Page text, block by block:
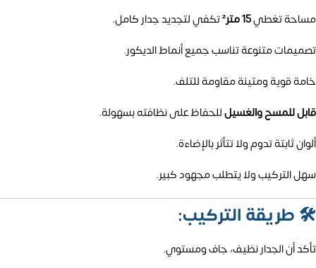
مساحة تغطي15 متر²
تكفي لتجديد جدار كامل.
تصميمات متنوعة تناسب جميع أنماط الديكور.
خامة قوية ومتينة مقاومة للتلف.
قابل للمسح والغسيلللحفاظ على نظافته بسهولة.
ألوان ثابتة تدوم ولا تتأثر بالإضاءة.
سهل التركيب ولا يتطلب مجهود كبير.
🛠️ طريقة التركيب:
تأكد أن الجدار نظيف، جاف ومستوي.